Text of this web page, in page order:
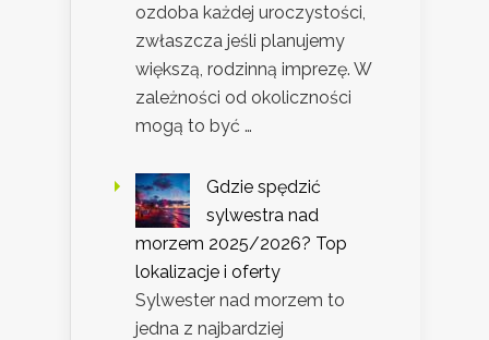
ozdoba każdej uroczystości,
zwłaszcza jeśli planujemy
większą, rodzinną imprezę. W
zależności od okoliczności
mogą to być …
Gdzie spędzić
sylwestra nad
morzem 2025/2026? Top
lokalizacje i oferty
Sylwester nad morzem to
jedna z najbardziej